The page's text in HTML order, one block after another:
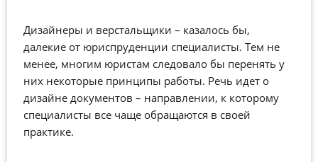
Дизайнеры и верстальщики – казалось бы,
далекие от юриспруденции специалисты. Тем не
менее, многим юристам следовало бы перенять у
них некоторые принципы работы. Речь идет о
дизайне документов – направлении, к которому
специалисты все чаще обращаются в своей
практике.